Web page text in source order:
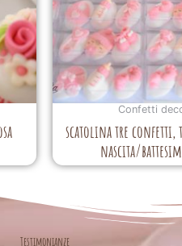
Confetti
scatolina tre confetti,
nascita/
Testimonianze